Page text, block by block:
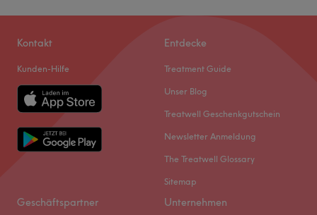
Kontakt
Kunden-Hilfe
Entdecke
Treatment Guide
Unser Blog
Treatwell Geschenkgutschein
Newsletter Anmeldung
The Treatwell Glossary
Sitemap
Geschäftspartner Unternehmen